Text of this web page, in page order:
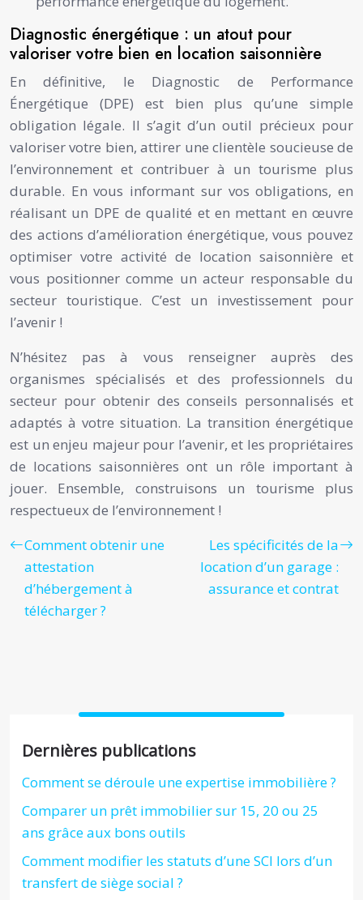
Diagnostic énergétique : un atout pour
valoriser votre bien en location saisonnière
En définitive, le Diagnostic de Performance
Énergétique (DPE) est bien plus qu’une simple
obligation légale. Il s’agit d’un outil précieux pour
valoriser votre bien, attirer une clientèle soucieuse de
l’environnement et contribuer à un tourisme plus
durable. En vous informant sur vos obligations, en
réalisant un DPE de qualité et en mettant en œuvre
des actions d’amélioration énergétique, vous pouvez
optimiser votre activité de location saisonnière et
vous positionner comme un acteur responsable du
secteur touristique. C’est un investissement pour
l’avenir !
N’hésitez pas à vous renseigner auprès des
organismes spécialisés et des professionnels du
secteur pour obtenir des conseils personnalisés et
adaptés à votre situation. La transition énergétique
est un enjeu majeur pour l’avenir, et les propriétaires
de locations saisonnières ont un rôle important à
jouer. Ensemble, construisons un tourisme plus
respectueux de l’environnement !
Comment obtenir une
attestation
d’hébergement à
télécharger ?
Les spécificités de la
location d’un garage :
assurance et contrat
Dernières publications
Comment se déroule une expertise immobilière ?
Comparer un prêt immobilier sur 15, 20 ou 25
ans grâce aux bons outils
Comment modifier les statuts d’une SCI lors d’un
transfert de siège social ?